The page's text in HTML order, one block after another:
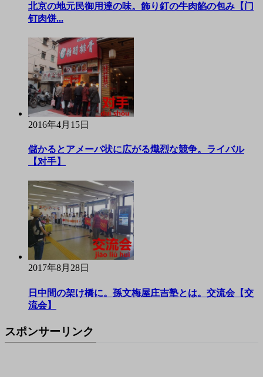
北京の地元民御用達の味。飾り釘の牛肉餡の包み【门
钉肉饼...
2016年4月15日
儲かるとアメーバ状に広がる熾烈な競争。ライバル
【对手】
2017年8月28日
日中間の架け橋に。孫文梅屋庄吉塾とは。交流会【交
流会】
スポンサーリンク